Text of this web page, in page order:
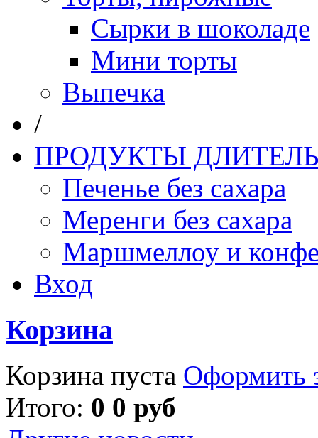
Сырки в шоколаде
Мини торты
Выпечка
/
ПРОДУКТЫ
Печенье без сахара
Меренги без сахара
Маршмеллоу и
Вход
Корзина
Корзина пуста Оформить
Итого: 0 0 руб